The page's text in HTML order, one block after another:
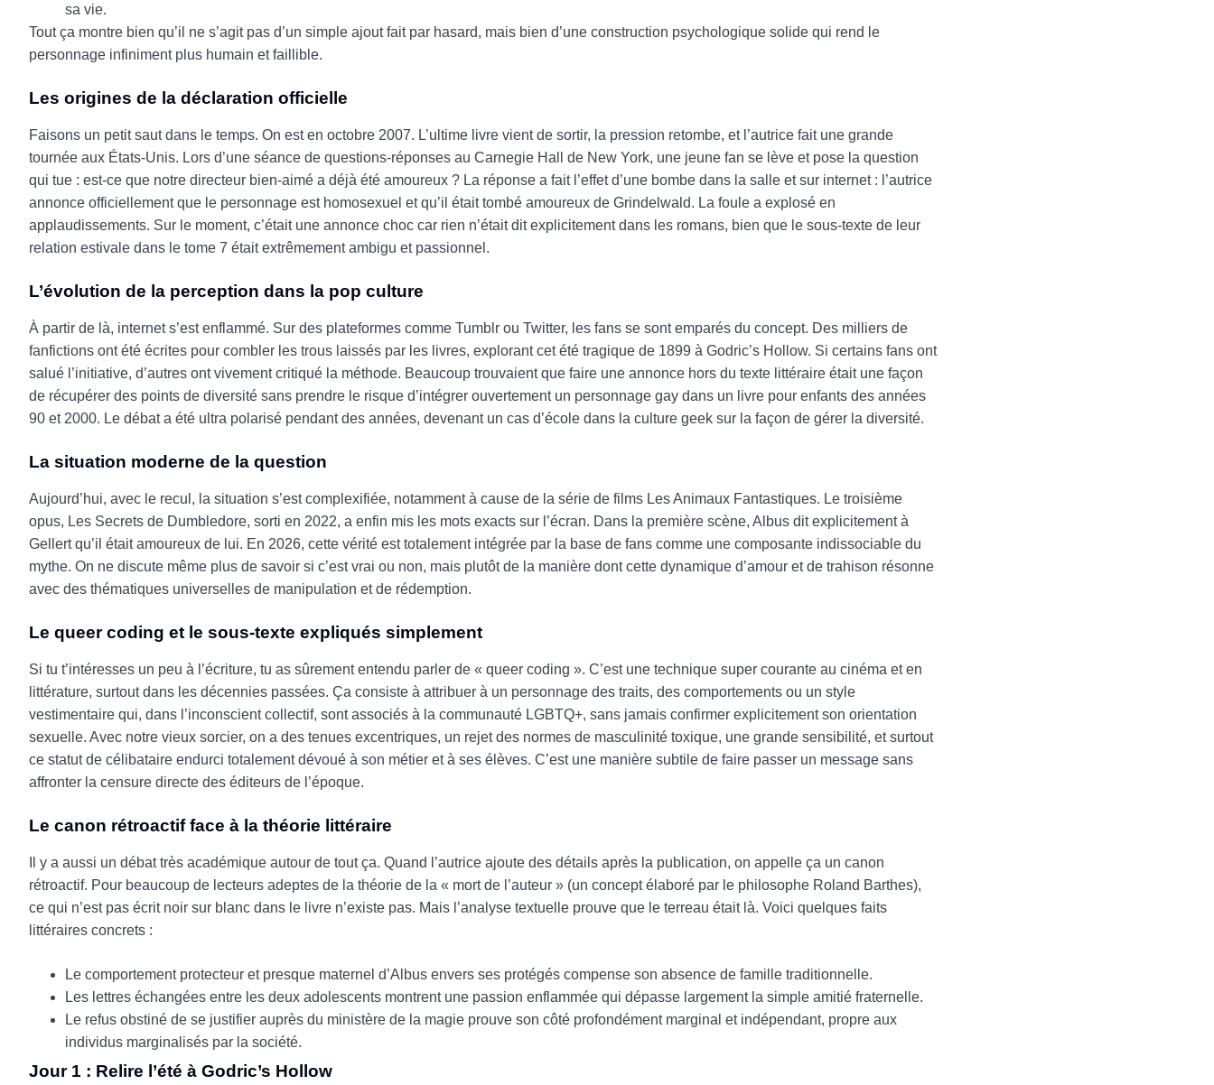
sa vie.
Tout ça montre bien qu’il ne s’agit pas d’un simple ajout fait par hasard, mais bien d’une construction psychologique solide qui rend le
personnage infiniment plus humain et faillible.
Les origines de la déclaration officielle
Faisons un petit saut dans le temps. On est en octobre 2007. L’ultime livre vient de sortir, la pression retombe, et l’autrice fait une grande
tournée aux États-Unis. Lors d’une séance de questions-réponses au Carnegie Hall de New York, une jeune fan se lève et pose la question
qui tue : est-ce que notre directeur bien-aimé a déjà été amoureux ? La réponse a fait l’effet d’une bombe dans la salle et sur internet : l’autrice
annonce officiellement que le personnage est homosexuel et qu’il était tombé amoureux de Grindelwald. La foule a explosé en
applaudissements. Sur le moment, c’était une annonce choc car rien n’était dit explicitement dans les romans, bien que le sous-texte de leur
relation estivale dans le tome 7 était extrêmement ambigu et passionnel.
L’évolution de la perception dans la pop culture
À partir de là, internet s’est enflammé. Sur des plateformes comme Tumblr ou Twitter, les fans se sont emparés du concept. Des milliers de
fanfictions ont été écrites pour combler les trous laissés par les livres, explorant cet été tragique de 1899 à Godric’s Hollow. Si certains fans ont
salué l’initiative, d’autres ont vivement critiqué la méthode. Beaucoup trouvaient que faire une annonce hors du texte littéraire était une façon
de récupérer des points de diversité sans prendre le risque d’intégrer ouvertement un personnage gay dans un livre pour enfants des années
90 et 2000. Le débat a été ultra polarisé pendant des années, devenant un cas d’école dans la culture geek sur la façon de gérer la diversité.
La situation moderne de la question
Aujourd’hui, avec le recul, la situation s’est complexifiée, notamment à cause de la série de films Les Animaux Fantastiques. Le troisième
opus, Les Secrets de Dumbledore, sorti en 2022, a enfin mis les mots exacts sur l’écran. Dans la première scène, Albus dit explicitement à
Gellert qu’il était amoureux de lui. En 2026, cette vérité est totalement intégrée par la base de fans comme une composante indissociable du
mythe. On ne discute même plus de savoir si c’est vrai ou non, mais plutôt de la manière dont cette dynamique d’amour et de trahison résonne
avec des thématiques universelles de manipulation et de rédemption.
Le queer coding et le sous-texte expliqués simplement
Si tu t’intéresses un peu à l’écriture, tu as sûrement entendu parler de « queer coding ». C’est une technique super courante au cinéma et en
littérature, surtout dans les décennies passées. Ça consiste à attribuer à un personnage des traits, des comportements ou un style
vestimentaire qui, dans l’inconscient collectif, sont associés à la communauté LGBTQ+, sans jamais confirmer explicitement son orientation
sexuelle. Avec notre vieux sorcier, on a des tenues excentriques, un rejet des normes de masculinité toxique, une grande sensibilité, et surtout
ce statut de célibataire endurci totalement dévoué à son métier et à ses élèves. C’est une manière subtile de faire passer un message sans
affronter la censure directe des éditeurs de l’époque.
Le canon rétroactif face à la théorie littéraire
Il y a aussi un débat très académique autour de tout ça. Quand l’autrice ajoute des détails après la publication, on appelle ça un canon
rétroactif. Pour beaucoup de lecteurs adeptes de la théorie de la « mort de l’auteur » (un concept élaboré par le philosophe Roland Barthes),
ce qui n’est pas écrit noir sur blanc dans le livre n’existe pas. Mais l’analyse textuelle prouve que le terreau était là. Voici quelques faits
littéraires concrets :
Le comportement protecteur et presque maternel d’Albus envers ses protégés compense son absence de famille traditionnelle.
Les lettres échangées entre les deux adolescents montrent une passion enflammée qui dépasse largement la simple amitié fraternelle.
Le refus obstiné de se justifier auprès du ministère de la magie prouve son côté profondément marginal et indépendant, propre aux
individus marginalisés par la société.
Jour 1 : Relire l’été à Godric’s Hollow